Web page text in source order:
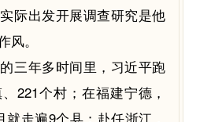
际出发开展调查研究是他
风。
年多时间里，习近平跑
221个村；在福建宁德，